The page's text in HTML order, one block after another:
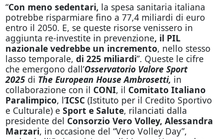
“Con meno sedentari, la spesa sanitaria italiana
potrebbe risparmiare fino a 77,4 miliardi di euro
entro il 2050. E, se queste risorse venissero in
aggiunta re-investite in prevenzione, il PIL
nazionale vedrebbe un incremento, nello stesso
lasso temporale, di 225 miliardi”. Queste le cifre
che emergono dall’Osservatorio Valore Sport
2025 di The European House Ambrosetti, in
collaborazione con il CONI, il Comitato Italiano
Paralimpico, l’ICSC(Istituto per il Credito Sportivo
e Culturale) e Sport e Salute, rilanciati dalla
presidente del Consorzio Vero Volley, Alessandra
Marzari, in occasione del “Vero Volley Day”,